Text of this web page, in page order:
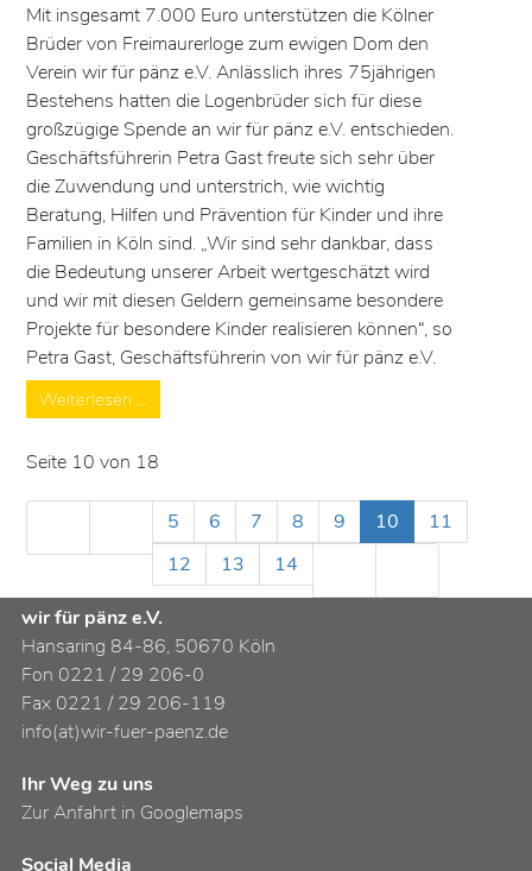
Mit insgesamt 7.000 Euro unterstützen die Kölner
Brüder von Freimaurerloge zum ewigen Dom den
Verein wir für pänz e.V. Anlässlich ihres 75jährigen
Bestehens hatten die Logenbrüder sich für diese
großzügige Spende an wir für pänz e.V. entschieden.
Geschäftsführerin Petra Gast freute sich sehr über
die Zuwendung und unterstrich, wie wichtig
Beratung, Hilfen und Prävention für Kinder und ihre
Familien in Köln sind. „Wir sind sehr dankbar, dass
die Bedeutung unserer Arbeit wertgeschätzt wird
und wir mit diesen Geldern gemeinsame besondere
Projekte für besondere Kinder realisieren können“, so
Petra Gast, Geschäftsführerin von wir für pänz e.V.
Weiterlesen …
Seite 10 von 18
5 6 7 8 9 10
11
12
13 14
wir für pänz e.V.
Hansaring 84-86, 50670 Köln
Fon 0221 / 29 206-0
Fax 0221 / 29 206-119
info(at)wir-fuer-paenz.de
Ihr Weg zu uns
Zur Anfahrt in Googlemaps
Social Media